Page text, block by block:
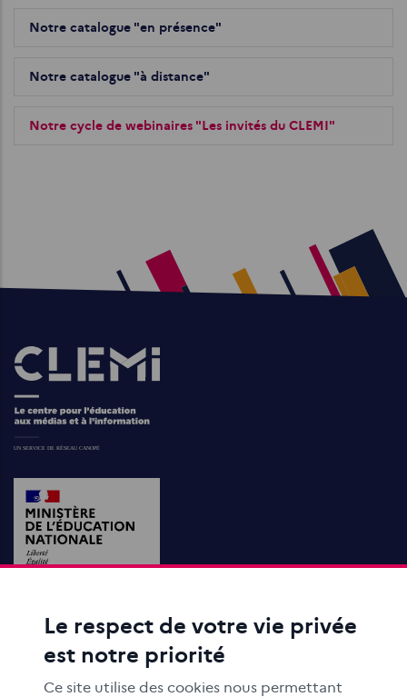
Notre catalogue "en présence"
Notre catalogue "à distance"
Notre cycle de webinaires "Les invités du CLEMI"
Images
ACTIONS ÉDUCATIVES
FORMATION
RESSOURCES
Le respect de votre vie privée
est notre priorité
Ce site utilise des cookies nous permettant